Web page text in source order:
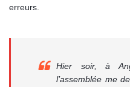
erreurs.
Hier soir, à
l’assemblée me